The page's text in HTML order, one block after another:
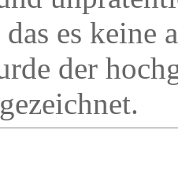
es keine
der